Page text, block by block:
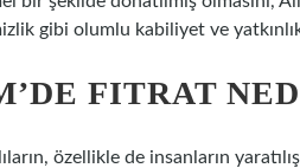
gibi olumlu kabiliyet ve
FITRAT
özellikle de insanların